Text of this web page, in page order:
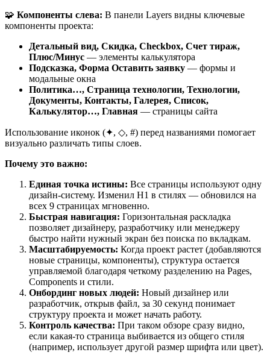
🧩 Компоненты слева: В панели Layers видны ключевые
компоненты проекта:
Детальный вид, Скидка, Checkbox, Счет тираж,
Плюс/Минус — элементы калькулятора
Подсказка, Форма Оставить заявку — формы и
модальные окна
Политика…, Страница технологии, Технологии,
Документы, Контакты, Галерея, Список,
Калькулятор…, Главная — страницы сайта
Использование иконок (✦, ◇, #) перед названиями помогает
визуально различать типы слоев.
Почему это важно:
Единая точка истины: Все страницы используют одну
дизайн-систему. Изменил H1 в стилях — обновился на
всех 9 страницах мгновенно.
Быстрая навигация: Горизонтальная раскладка
позволяет дизайнеру, разработчику или менеджеру
быстро найти нужный экран без поиска по вкладкам.
Масштабируемость: Когда проект растет (добавляются
новые страницы, компоненты), структура остается
управляемой благодаря четкому разделению на Pages,
Components и стили.
Онбординг новых людей: Новый дизайнер или
разработчик, открыв файл, за 30 секунд понимает
структуру проекта и может начать работу.
Контроль качества: При таком обзоре сразу видно,
если какая-то страница выбивается из общего стиля
(например, использует другой размер шрифта или цвет).